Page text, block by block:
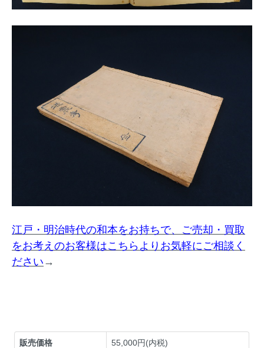
江戸・明治時代の和本をお持ちで、ご売却・買取
をお考えのお客様はこちらよりお気軽にご相談く
ださい →
販売価格 55,000円(内税)